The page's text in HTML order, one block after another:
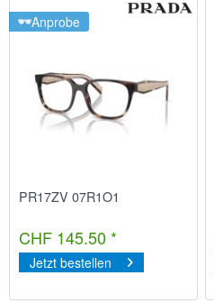
Anprobe
PR17ZV 07R1O1
CHF 145.50 *
Jetzt bestellen